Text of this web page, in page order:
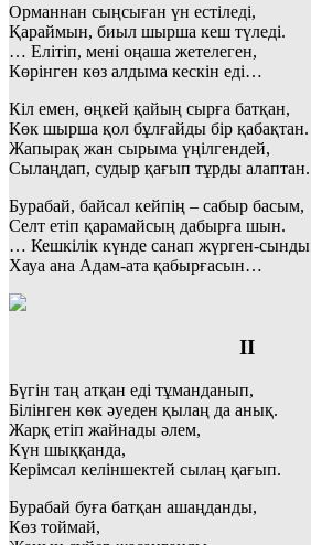
Орманнан сыңсыған үн естіледі,
Қараймын, биыл шырша кеш түледі.
… Елітіп, мені оңаша жетелеген,
Көрінген көз алдыма кескін еді…
Кіл емен, өңкей қайың сырға батқан,
Көк шырша қол бұлғайды бір қабақтан.
Жапырақ жан сырыма үңілгендей,
Сылаңдап, судыр қағып тұрды алаптан.
Бурабай, байсал кейпің – сабыр басым,
Селт етіп қарамайсың дабырға шын.
… Кешкілік күнде санап жүрген-сынды
Хауа ана Адам-ата қабырғасын…
ІІ
Бүгін таң атқан еді тұманданып,
Білінген көк әуеден қылаң да анық.
Жарқ етіп жайнады әлем,
Күн шыққанда,
Керімсал келіншектей сылаң қағып.
Бурабай буға батқан ашаңданды,
Көз тоймай,